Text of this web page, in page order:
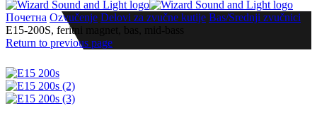
Почетна Ozvučenje Delovi za zvučne kutije Bas/Srednji zvučnici
E15-200S, feritni magnet, bas, mid-bass
Return to previous page